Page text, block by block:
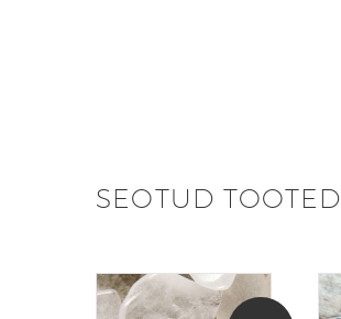
SEOTUD TOOTED